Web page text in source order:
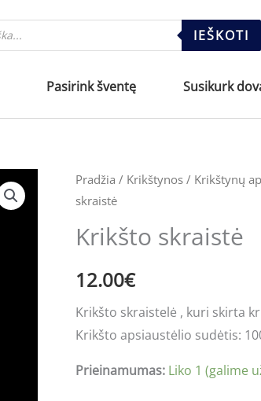
IEŠKOTI
Pasirink šventę Susikurk
Pradžia / Krikštynos / Krikštynų
skraistė
Krikšto skraistė
12.00€
Krikšto skraistelė , kuri skirta
Krikšto apsiaustėlio sudėtis:
Prieinamumas: Liko 1 (galime
produkto
kiekis:
Krikšto
skraistė